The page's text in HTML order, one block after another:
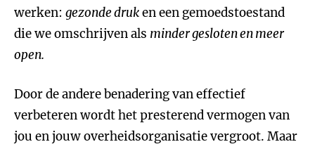
werken: gezonde druken een gemoedstoestand
die we omschrijven als minder gesloten en meer
open.
Door de andere benadering van effectief
verbeteren wordt het presterend vermogen van
jou en jouw overheidsorganisatie vergroot. Maar